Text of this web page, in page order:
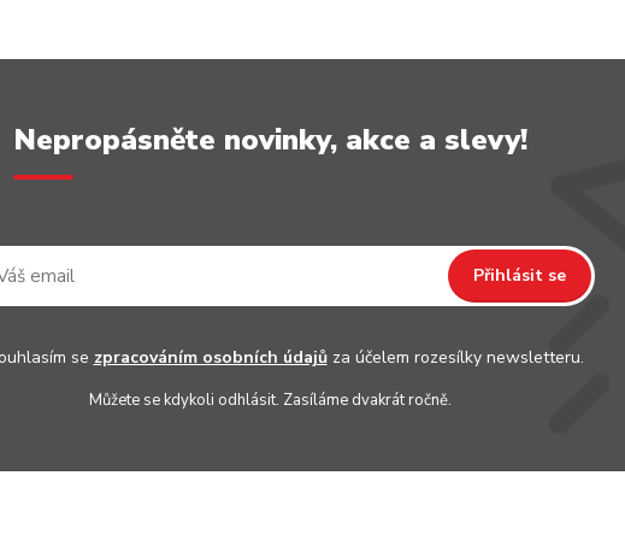
Nepropásněte novinky, akce a slevy!
Přihlásit se
se zpracováním osobních údajůza účelem rozesílky newsletteru.
Můžete se kdykoli odhlásit. Zasíláme dvakrát ročně.